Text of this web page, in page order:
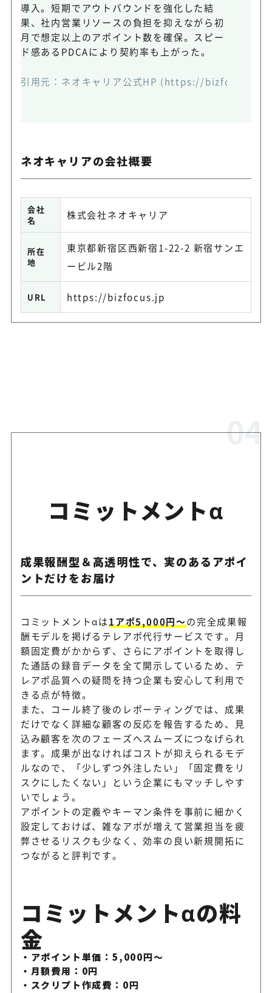
導入。短期でアウトバウンドを強化した結
果、社内営業リソースの負担を抑えながら初
月で想定以上のアポイント数を確保。スピー
ド感あるPDCAにより契約率も上がった。
引用元：ネオキャリア公式HP (https://
ネオキャリアの会社概要
会社
名
株式会社ネオキャリア
所在
地
東京都新宿区西新宿1-22-2 新宿サンエ
ービル2階
URL https://bizfocus.jp
コミットメントα
成果報酬型＆高透明性で、実のあるアポイ
ントだけをお届け
コミットメントαは1アポ5,000円～の完全成果報
酬モデルを掲げるテレアポ代行サービスです。月
額固定費がかからず、さらにアポイントを取得し
た通話の録音データを全て開示しているため、テ
レアポ品質への疑問を持つ企業も安心して利用で
きる点が特徴。
また、コール終了後のレポーティングでは、成果
だけでなく詳細な顧客の反応を報告するため、見
込み顧客を次のフェーズへスムーズにつなげられ
ます。成果が出なければコストが抑えられるモデ
ルなので、「少しずつ外注したい」「固定費をリ
スクにしたくない」という企業にもマッチしやす
いでしょう。
アポイントの定義やキーマン条件を事前に細かく
設定しておけば、雑なアポが増えて営業担当を疲
弊させるリスクも少なく、効率の良い新規開拓に
つながると評判です。
コミットメントαの料
金
アポイント単価：5,000円～
月額費用：0円
スクリプト作成費：0円